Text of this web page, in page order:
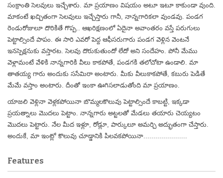
సంక్రాంతి సెలవులు ఇచ్చేశారు. మా ప్రయాణం విషయం అటూ ఇటూ కాకుండా వుంది.
మాకంటే ఖచ్చితంగా సెలవులు ఇచ్చేస్తారు గానీ, నాన్నగారికలా వుండవు. పండగ
రెండురోజులూ దొరికితే గొప్ప.. ఆఖరిక్షణంలో ఏదైనా అవాంతరం వస్తే పరుగులు
పెట్టాల్సిందే పాపం. ఈ సారి ఎవరో పెద్ద ఆఫీసరుగారు పండగ వెళ్లిన వెంటనే
ఇనస్పెక్షనుకు వస్తారట. సెలవు దొరుకుతుందో లేదో అని సందేహం. పోనీ మేము
వెళ్లామంటే వేళికి నాన్నగారికి వీలు కాకపోతే, పండగకి తలోచోటా ఉండాలి. మా
తాతయ్య గారు అందుకు ససేమిరా అంటారు. మీకు వీలుకాకపోతే, కబురు పెడితే
మేమే వస్తాం అంటారు. దీంతో ఇంకా ఊగిసలాడుతోంది మా ప్రయాణం.
యాజలి వెళ్లినా వెళ్లకపోయినా బొమ్మలకొలువు పెట్టాల్సిందే కాబట్టి, ఇక్కడా
ప్రయత్నాలు మొదలు పెట్టాం. నాన్నగారు అట్టలతో మేడలు తయారు చెయ్యటం
మొదలు పెట్టారు. నేల మీద ఇళ్లూ, రోడ్లూ, పార్కులూ అమర్చి అద్భుతంగా చేస్తారు.
అందుకే, మా ఇంట్లో కొలువు చూడ్డానికి పిలవకపోయినా......................
Features